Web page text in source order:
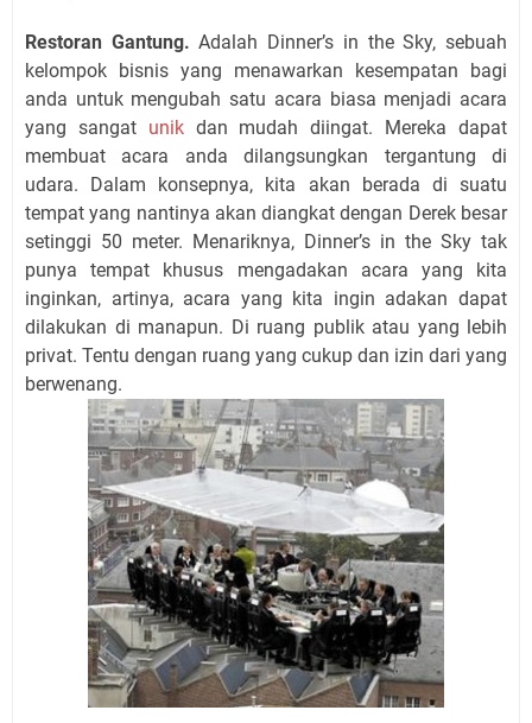
Restoran Gantung. Adalah Dinner’s in the Sky, sebuah
kelompok bisnis yang menawarkan kesempatan bagi
anda untuk mengubah satu acara biasa menjadi acara
yang sangat unikdan mudah diingat. Mereka dapat
membuat acara anda dilangsungkan tergantung di
udara. Dalam konsepnya, kita akan berada di suatu
tempat yang nantinya akan diangkat dengan Derek besar
setinggi 50 meter. Menariknya, Dinner’s in the Sky tak
punya tempat khusus mengadakan acara yang kita
inginkan, artinya, acara yang kita ingin adakan dapat
dilakukan di manapun. Di ruang publik atau yang lebih
privat. Tentu dengan ruang yang cukup dan izin dari yang
berwenang.